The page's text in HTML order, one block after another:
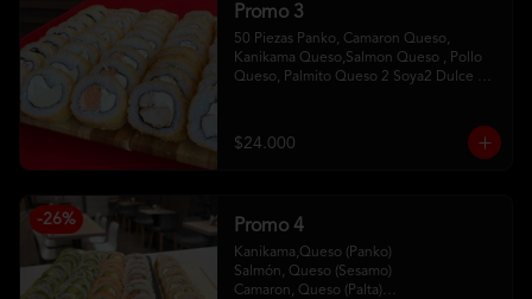
Promo 3
50 Piezas Panko, Camaron Queso,
Kanikama Queso,Salmon Queso , Pollo
Queso, Palmito Queso 2 Soya2 Dulce 2
$24.000
-26% Promo 4
Kanikama,Queso (Panko)
Salmón, Queso (Sesamo)
Camaron, Queso (Palta)